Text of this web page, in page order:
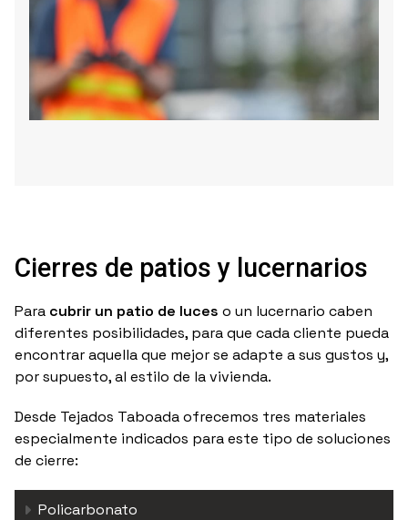
Cierres de patios y lucernarios
Para cubrir un patio de luces o un lucernario caben
diferentes posibilidades, para que cada cliente pueda
encontrar aquella que mejor se adapte a sus gustos y,
por supuesto, al estilo de la vivienda.
Desde Tejados Taboada ofrecemos tres materiales
especialmente indicados para este tipo de soluciones
de cierre:
Policarbonato